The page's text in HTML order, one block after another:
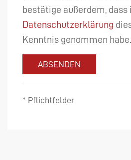
bestätige außerdem, dass
Datenschutzerklärung
Kenntnis genommen habe.
ABSENDEN
* Pflichtfelder